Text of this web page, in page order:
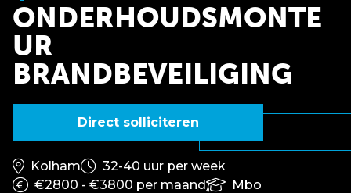
ONDERHOUDSMONTE
UR
BRANDBEVEILIGING
Direct solliciteren
Kolham
32-40 uur per week
€2800 - €3800 per maand
Mbo